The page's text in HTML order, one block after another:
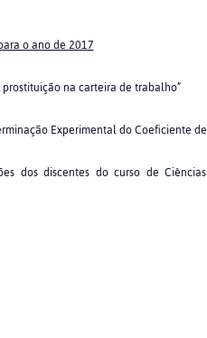
o ano de 2017
prostituição na carteira de trabalho”
Experimental do Coeficiente
dos discentes do curso de